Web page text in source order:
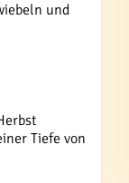
und
Tiefe von